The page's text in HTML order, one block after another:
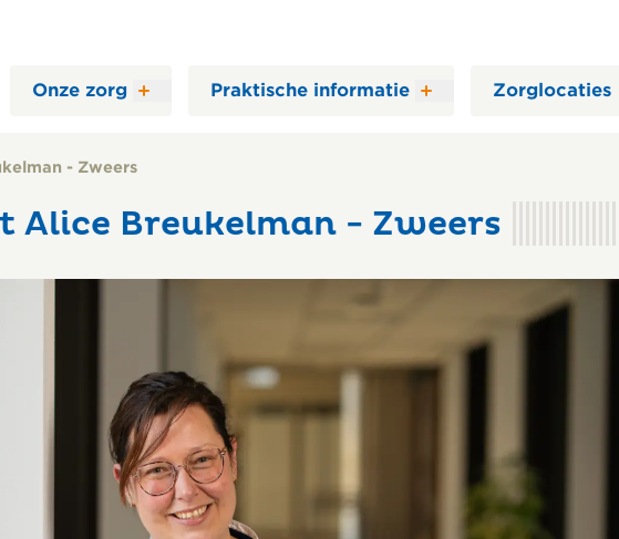
Onze zorg Praktische informatie Zorglocaties
- Zweers
Alice Breukelman - Zweers